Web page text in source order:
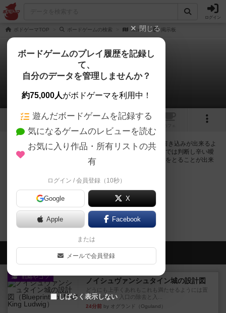
ログイン
ボドゲーマTOP ボードゲームの検索 faces 掲示板
faces
0件の掲示板
1
ログインするとfacesに関する掲示板の作成やコメントの書き込みが出来るよ
うになります。ルールの疑問やエラッタ情報、マニュアルでは判断し辛い曖
昧な表記等について会員同士で自由にコミュニケーションをとることが出来
ログイン/無料会員登録
facesのトップに戻る
会員の新しい投稿
戦略やコツ ノイシュヴァンシュタイン城の設計図
どうにも上手くあれもこれも満たせるようには置
けないので、入口の除去と入...
24分前 by オグランド（Oguland）
閉じる
ボードゲームのプレイ履歴を記録し
て、
自分のデータを管理しませんか？
約75,000人がボドゲーマを利用中！
遊んだボードゲームを記録する
気になるゲームのレビューを読む
お気に入り作品・所有リストの共
有
ログイン / 会員登録（10秒）
Google X
Apple Facebook
または
メールで会員登録
しばらく表示しない